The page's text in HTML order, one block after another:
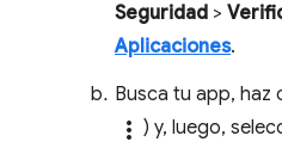
Seguridad >
Aplicaciones.
Busca tu app, haz
more_vert ) y, luego,